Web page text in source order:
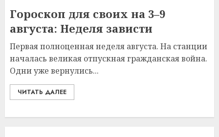
Гороскоп для своих на 3–9
августа: Неделя зависти
Первая полноценная неделя августа. На станции
началась великая отпускная гражданская война.
Одни уже вернулись...
ЧИТАТЬ ДАЛЕЕ